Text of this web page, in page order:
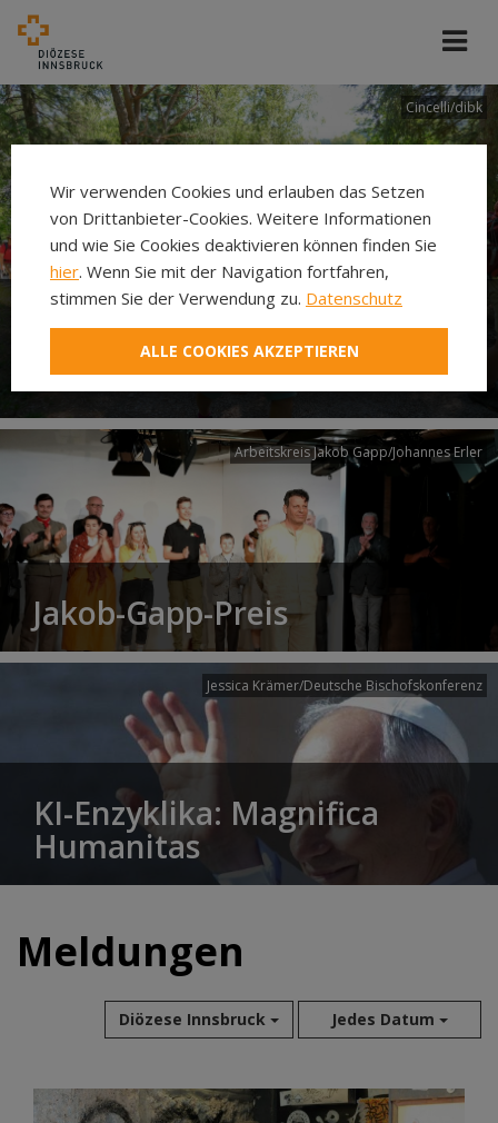
Cincelli/dibk
Neuer Pilgerweg Via
Laudato si’
Arbeitskreis Jakob Gapp/Johannes Erler
Jakob-Gapp-Preis
Jessica Krämer/Deutsche Bischofskonferenz
KI-Enzyklika: Magnifica
Humanitas
Meldungen
Diözese Innsbruck Jedes Datum
Aug 2026
Wir verwenden Cookies und erlauben das Setzen
von Drittanbieter-Cookies. Weitere Informationen
und wie Sie Cookies deaktivieren können finden Sie
hier. Wenn Sie mit der Navigation fortfahren,
stimmen Sie der Verwendung zu. Datenschutz
ALLE COOKIES AKZEPTIEREN